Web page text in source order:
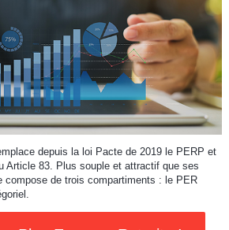
depuis la loi Pacte de 2019 le PERP et
Article 83. Plus souple et attractif que ses
compose de trois compartiments : le PER